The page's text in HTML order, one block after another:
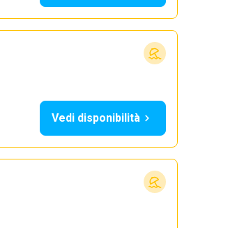
Vedi disponibilità